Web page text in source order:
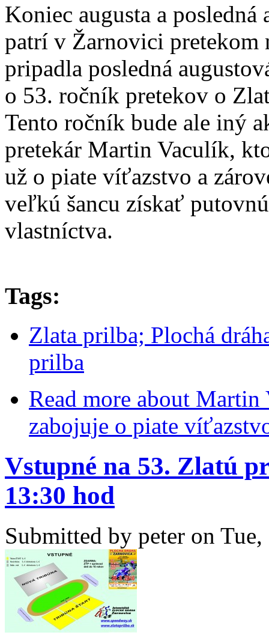
Koniec augusta a
patrí v Žarnovici pretekom
pripadla posledná
o 53. ročník pretekov o
Tento ročník bude ale iný
pretekár Martin Vaculík,
už o piate víťazstvo a
veľkú šancu získať
vlastníctva.
Tags:
Zlata prilba; Plochá
prilba
Read more about Martin
zabojuje o piate
Vstupné na 53. Zlatú
13:30 hod
Submitted by peter on